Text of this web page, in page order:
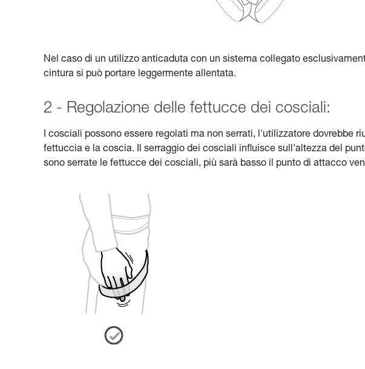
Nel caso di un utilizzo anticaduta con un sistema collegato
cintura si può portare leggermente allentata.
2 - Regolazione delle fettucce dei cosciali:
I cosciali possono essere regolati ma non serrati, l'utilizzatore dovrebbe
fettuccia e la coscia. Il serraggio dei cosciali influisce sull'altezza del
sono serrate le fettucce dei cosciali, più sarà basso il punto di attacco